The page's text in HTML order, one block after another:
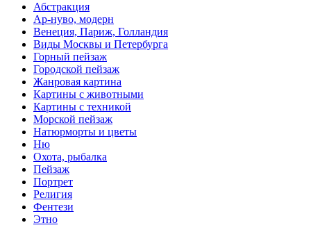
Абстракция
Ар-нуво, модерн
Венеция, Париж, Голландия
Виды Москвы и Петербурга
Горный пейзаж
Городской пейзаж
Жанровая картина
Картины с животными
Картины с техникой
Морской пейзаж
Натюрморты и цветы
Ню
Охота, рыбалка
Пейзаж
Портрет
Религия
Фентези
Этно